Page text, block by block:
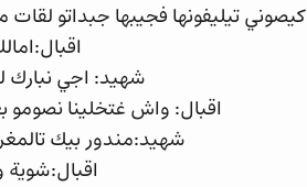
كيصوني تيليفونها فجيبها جبداتو
شهيد: اجي نبارك
اقبال: واش غتخلينا نصومو
شهيد:مندور بيك